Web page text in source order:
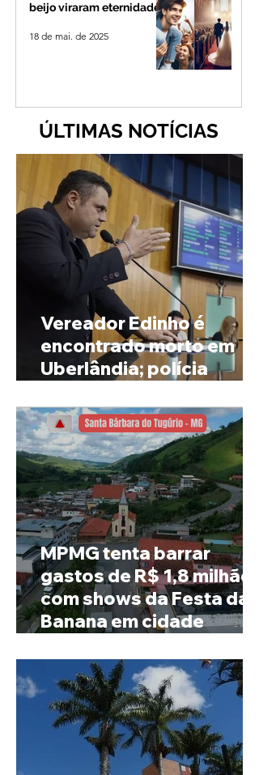
beijo viraram eternidade
18 de mai. de 2025
ÚLTIMAS NOTÍCIAS
Vereador Edinho é
encontrado morto em
Uberlândia; polícia
MPMG tenta barrar
gastos de R$ 1,8 milhão
com shows da Festa da
Banana em cidade
4 mil habitantes